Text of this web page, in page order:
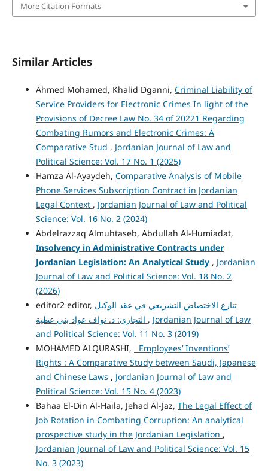
More Citation Formats
Similar Articles
Ahmed Mohamed, Khalid Dganni, Criminal Liability of
Service Providers for Electronic Crimes In light of the
Provisions of Decree Law No. 34 of 20221 Regarding
Combating Rumors and Electronic Crimes: A
Comparative Stud , Jordanian Journal of Law and
Political Science: Vol. 17 No. 1 (2025)
Hamza Al-Ayaydeh, Comparative Analysis of Mobile
Phone Services Subscription Contract in Jordanian
Legal Context , Jordanian Journal of Law and Political
Science: Vol. 16 No. 2 (2024)
Abdelrazzaq Almuhtaseb, Abdullah Al-Humiadat,
Insolvency in Administrative Contracts under
Jordanian Legislation: An Analytical Study , Jordanian
Journal of Law and Political Science: Vol. 18 No. 2
(2026)
editor2 editor, تنازع الاختصاص التشريعي في عقد الوكيل
, Jordanian Journal of Law
and Political Science: Vol. 11 No. 3 (2019)
MOHAMED ALQURASHI,
Employees’ Inventions’
Rights : A Comparative Study between Saudi, Japanese
and Chinese Laws , Jordanian Journal of Law and
Political Science: Vol. 15 No. 4 (2023)
Bahaa El-Din Al-Haila, Jehad Al-Jaz, The Legal Effect of
Job Rotation in Combating Corruption: An analytical
prospective study in the Jordanian Legislation ,
Jordanian Journal of Law and Political Science: Vol. 15
No. 3 (2023)